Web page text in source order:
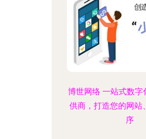
博世网络 一站式数字
供商，打造您的网站
序